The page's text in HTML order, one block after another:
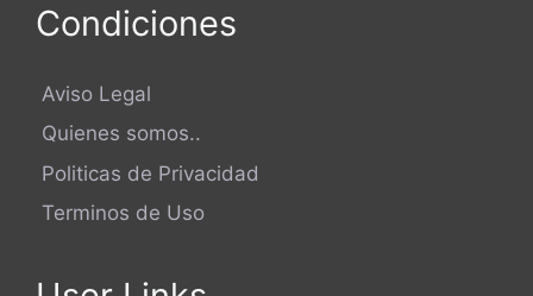
Condiciones
Aviso Legal
Quienes somos..
Politicas de Privacidad
Terminos de Uso